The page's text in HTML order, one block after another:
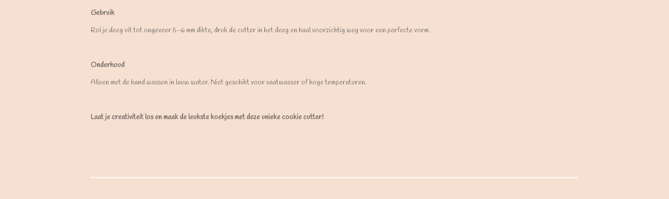
Gebruik
Rol je deeg uit tot ongeveer 5-6 mm dikte, druk de cutter in het deeg en haal voorzichtig weg voor een perfecte vorm.
Onderhoud
Alleen met de hand wassen in lauw water. Niet geschikt voor vaatwasser of hoge temperaturen.
Laat je creativiteit los en maak de leukste koekjes met deze unieke cookie cutter!